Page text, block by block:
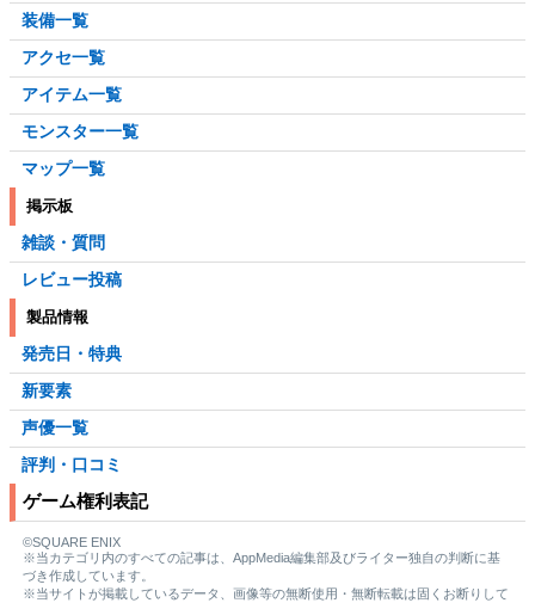
装備一覧
アクセ一覧
アイテム一覧
モンスター一覧
マップ一覧
掲示板
雑談・質問
レビュー投稿
製品情報
発売日・特典
新要素
声優一覧
評判・口コミ
ゲーム権利表記
©SQUARE ENIX
※当カテゴリ内のすべての記事は、AppMedia編集部及びライター独自の判断に基
づき作成しています。
※当サイトが掲載しているデータ、画像等の無断使用・無断転載は固くお断りして